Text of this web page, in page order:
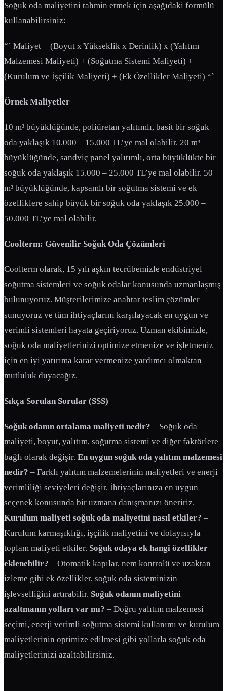
Soğuk oda maliyetini tahmin etmek için aşağıdaki formülü
kullanabilirsiniz:
“` Maliyet = (Boyut x Yükseklik x Derinlik) x (Yalıtım
Malzemesi Maliyeti) + (Soğutma Sistemi Maliyeti) +
(Kurulum ve İşçilik Maliyeti) + (Ek Özellikler Maliyeti) “`
Örnek Maliyetler
10 m³ büyüklüğünde, poliüretan yalıtımlı, basit bir soğuk
oda yaklaşık 10.000 – 15.000 TL’ye mal olabilir. 20 m³
büyüklüğünde, sandviç panel yalıtımlı, orta büyüklükte bir
soğuk oda yaklaşık 15.000 – 25.000 TL’ye mal olabilir. 50
m³ büyüklüğünde, kapsamlı bir soğutma sistemi ve ek
özelliklere sahip büyük bir soğuk oda yaklaşık 25.000 –
50.000 TL’ye mal olabilir.
Coolterm: Güvenilir Soğuk Oda Çözümleri
Coolterm olarak, 15 yılı aşkın tecrübemizle endüstriyel
soğutma sistemleri ve soğuk odalar konusunda uzmanlaşmış
bulunuyoruz. Müşterilerimize anahtar teslim çözümler
sunuyoruz ve tüm ihtiyaçlarını karşılayacak en uygun ve
verimli sistemleri hayata geçiriyoruz. Uzman ekibimizle,
soğuk oda maliyetlerinizi optimize etmenize ve işletmeniz
için en iyi yatırıma karar vermenize yardımcı olmaktan
mutluluk duyacağız.
Sıkça Sorulan Sorular (SSS)
Soğuk odanın ortalama maliyeti nedir? – Soğuk oda
maliyeti, boyut, yalıtım, soğutma sistemi ve diğer faktörlere
bağlı olarak değişir. En uygun soğuk oda yalıtım malzemesi
nedir? – Farklı yalıtım malzemelerinin maliyetleri ve enerji
verimliliği seviyeleri değişir. İhtiyaçlarınıza en uygun
seçenek konusunda bir uzmana danışmanızı öneririz.
Kurulum maliyeti soğuk oda maliyetini nasıl etkiler? –
Kurulum karmaşıklığı, işçilik maliyetini ve dolayısıyla
toplam maliyeti etkiler. Soğuk odaya ek hangi özellikler
eklenebilir? – Otomatik kapılar, nem kontrolü ve uzaktan
izleme gibi ek özellikler, soğuk oda sisteminizin
işlevselliğini artırabilir. Soğuk odanın maliyetini
azaltmanın yolları var mı? – Doğru yalıtım malzemesi
seçimi, enerji verimli soğutma sistemi kullanımı ve kurulum
maliyetlerinin optimize edilmesi gibi yollarla soğuk oda
maliyetlerinizi azaltabilirsiniz.